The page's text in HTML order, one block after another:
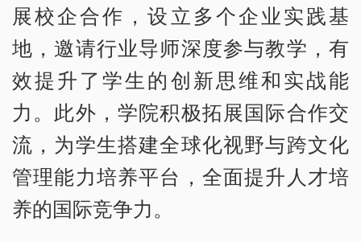
展校企合作，设立多个企业实践基
地，邀请行业导师深度参与教学，有
效提升了学生的创新思维和实战能
力。此外，学院积极拓展国际合作交
流，为学生搭建全球化视野与跨文化
管理能力培养平台，全面提升人才培
养的国际竞争力。